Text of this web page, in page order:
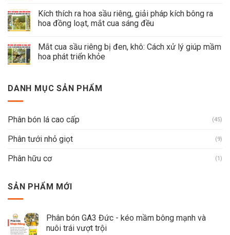
Kích thích ra hoa sầu riêng, giải pháp kích bông ra
hoa đồng loạt, mắt cua sáng đều
Mắt cua sầu riêng bị đen, khô: Cách xử lý giúp mầm
hoa phát triển khỏe
DANH MỤC SẢN PHẨM
Phân bón lá cao cấp (45)
Phân tưới nhỏ giọt (9)
Phân hữu cơ (1)
SẢN PHẨM MỚI
Phân bón GA3 Đức - kéo mầm bông mạnh và
nuôi trái vượt trội